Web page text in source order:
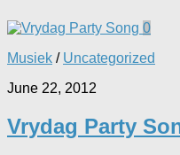
0
Musiek / Uncategorized
June 22, 2012
Vrydag Party